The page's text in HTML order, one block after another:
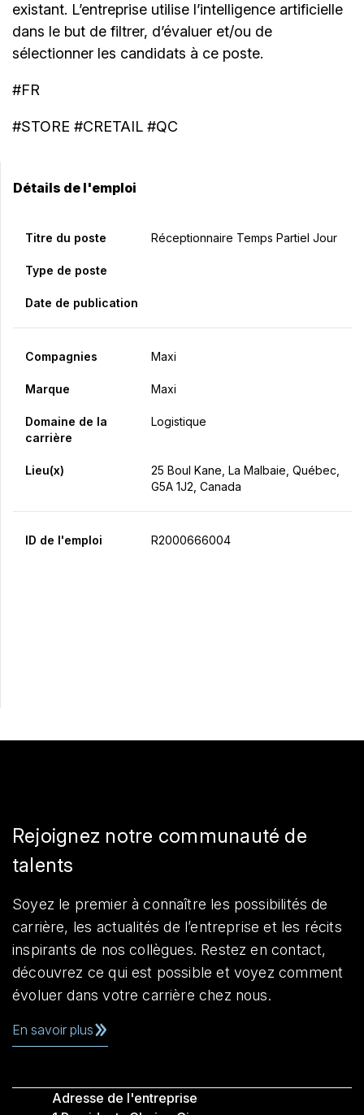
existant. L’entreprise utilise l’intelligence artificielle
dans le but de filtrer, d’évaluer et/ou de
sélectionner les candidats à ce poste.
#FR
#STORE #CRETAIL #QC
Détails de l'emploi
Titre du poste Réceptionnaire Temps Partiel Jour
Type de poste
Date de publication
Compagnies Maxi
Marque Maxi
Domaine de la
carrière
Logistique
Lieu(x)
25 Boul Kane, La Malbaie, Québec,
G5A 1J2, Canada
ID de l'emploi R2000666004
Rejoignez notre communauté de
talents
Soyez le premier à connaître les possibilités de
carrière, les actualités de l’entreprise et les récits
inspirants de nos collègues. Restez en contact,
découvrez ce qui est possible et voyez comment
évoluer dans votre carrière chez nous.
En savoir plus
Adresse de l'entreprise